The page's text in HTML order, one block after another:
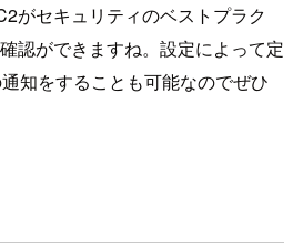
がセキュリティのベストプラク
認ができますね。設定によって定
知をすることも可能なのでぜひ